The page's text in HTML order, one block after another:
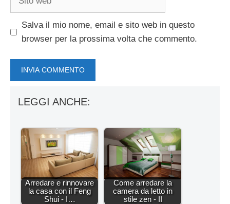
Salva il mio nome, email e sito web in questo
browser per la prossima volta che commento.
LEGGI ANCHE:
Arredare e rinnovare
la casa con il Feng
Shui - I…
Come arredare la
camera da letto in
stile zen - II